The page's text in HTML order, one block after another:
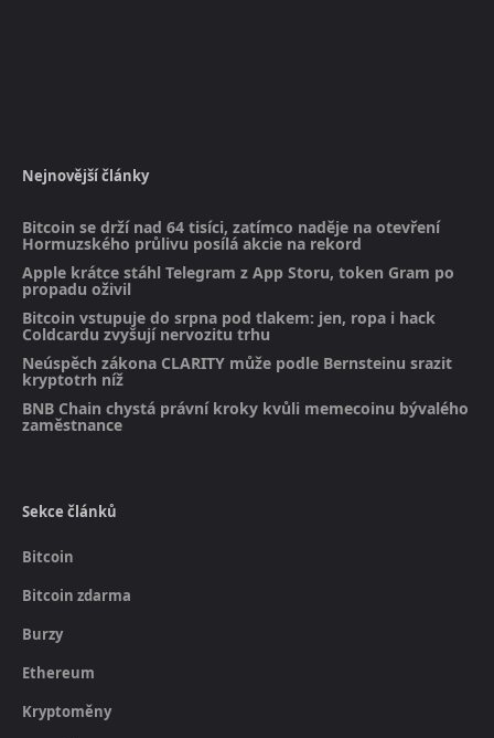
Nejnovější články
Bitcoin se drží nad 64 tisíci, zatímco naděje na otevření
Hormuzského průlivu posílá akcie na rekord
Apple krátce stáhl Telegram z App Storu, token Gram po
propadu oživil
Bitcoin vstupuje do srpna pod tlakem: jen, ropa i hack
Coldcardu zvyšují nervozitu trhu
Neúspěch zákona CLARITY může podle Bernsteinu srazit
kryptotrh níž
BNB Chain chystá právní kroky kvůli memecoinu bývalého
zaměstnance
Sekce článků
Bitcoin
Bitcoin zdarma
Burzy
Ethereum
Kryptoměny